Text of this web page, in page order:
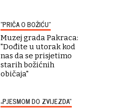
"PRIČA O BOŽIĆU"
Muzej grada Pakraca:
"Dođite u utorak kod
nas da se prisjetimo
starih božićnih
običaja"
„PJESMOM DO ZVIJEZDA“